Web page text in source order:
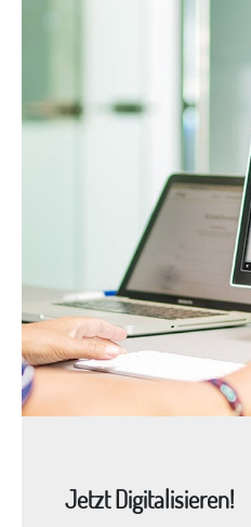
Jetzt Digitalisieren!